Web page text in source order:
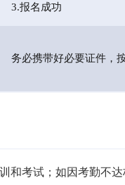
3.报名成功
务必携带好必要证件，
和考试；如因考勤不